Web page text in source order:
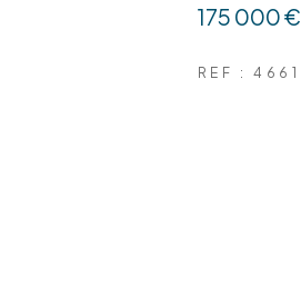
175 000 €
REF : 4661